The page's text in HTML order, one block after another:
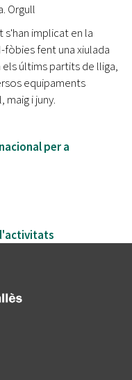
Orgull
implicat en la
fòbies fent una xiulada
últims partits de lliga,
equipaments
i juny.
per a